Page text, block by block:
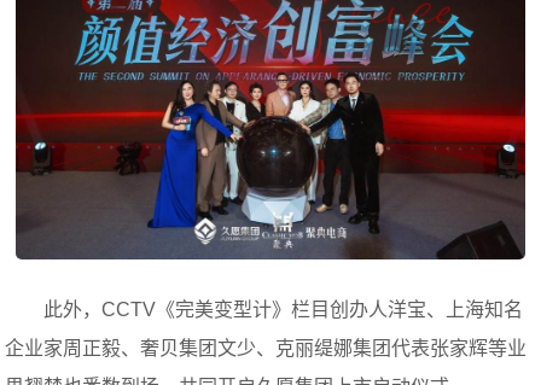
此外，CCTV《完美变型计》栏目创办人洋宝、上海知名
企业家周正毅、奢贝集团文少、克丽缇娜集团代表张家辉等业